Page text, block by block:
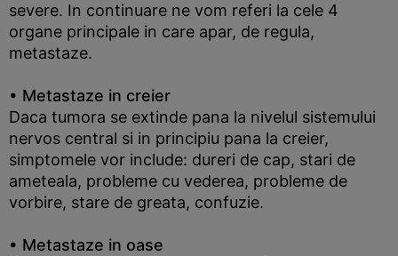
severe. In continuare ne vom referi la cele 4
organe principale in care apar, de regula,
metastaze.
• Metastaze in creier
Daca tumora se extinde pana la nivelul sistemului
nervos central si in principiu pana la creier,
simptomele vor include: dureri de cap, stari de
ameteala, probleme cu vederea, probleme de
vorbire, stare de greata, confuzie.
• Metastaze in oase